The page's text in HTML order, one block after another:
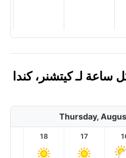
لـ كيتشنر، كندا
Thursday,
17
18